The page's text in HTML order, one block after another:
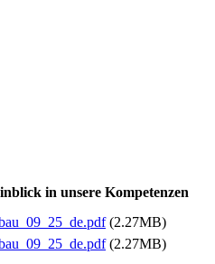
in unsere Kompetenzen
(2.27MB)
(2.27MB)